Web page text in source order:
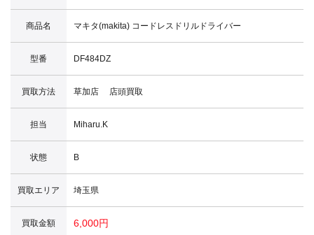
商品名 マキタ(makita) コードレスドリルドライバー
型番 DF484DZ
買取方法 草加店 店頭買取
担当 Miharu.K
状態 B
買取エリア 埼玉県
買取金額 6,000円